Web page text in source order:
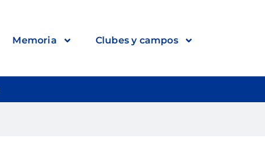
Memoria Clubes y campos